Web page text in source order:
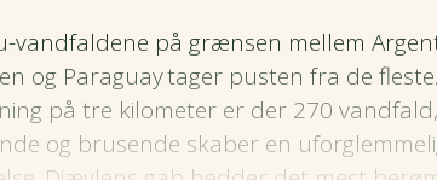
vandfaldene på grænsen mellem
og Paraguay tager pusten fra de
på tre kilometer er der 270
og brusende skaber en